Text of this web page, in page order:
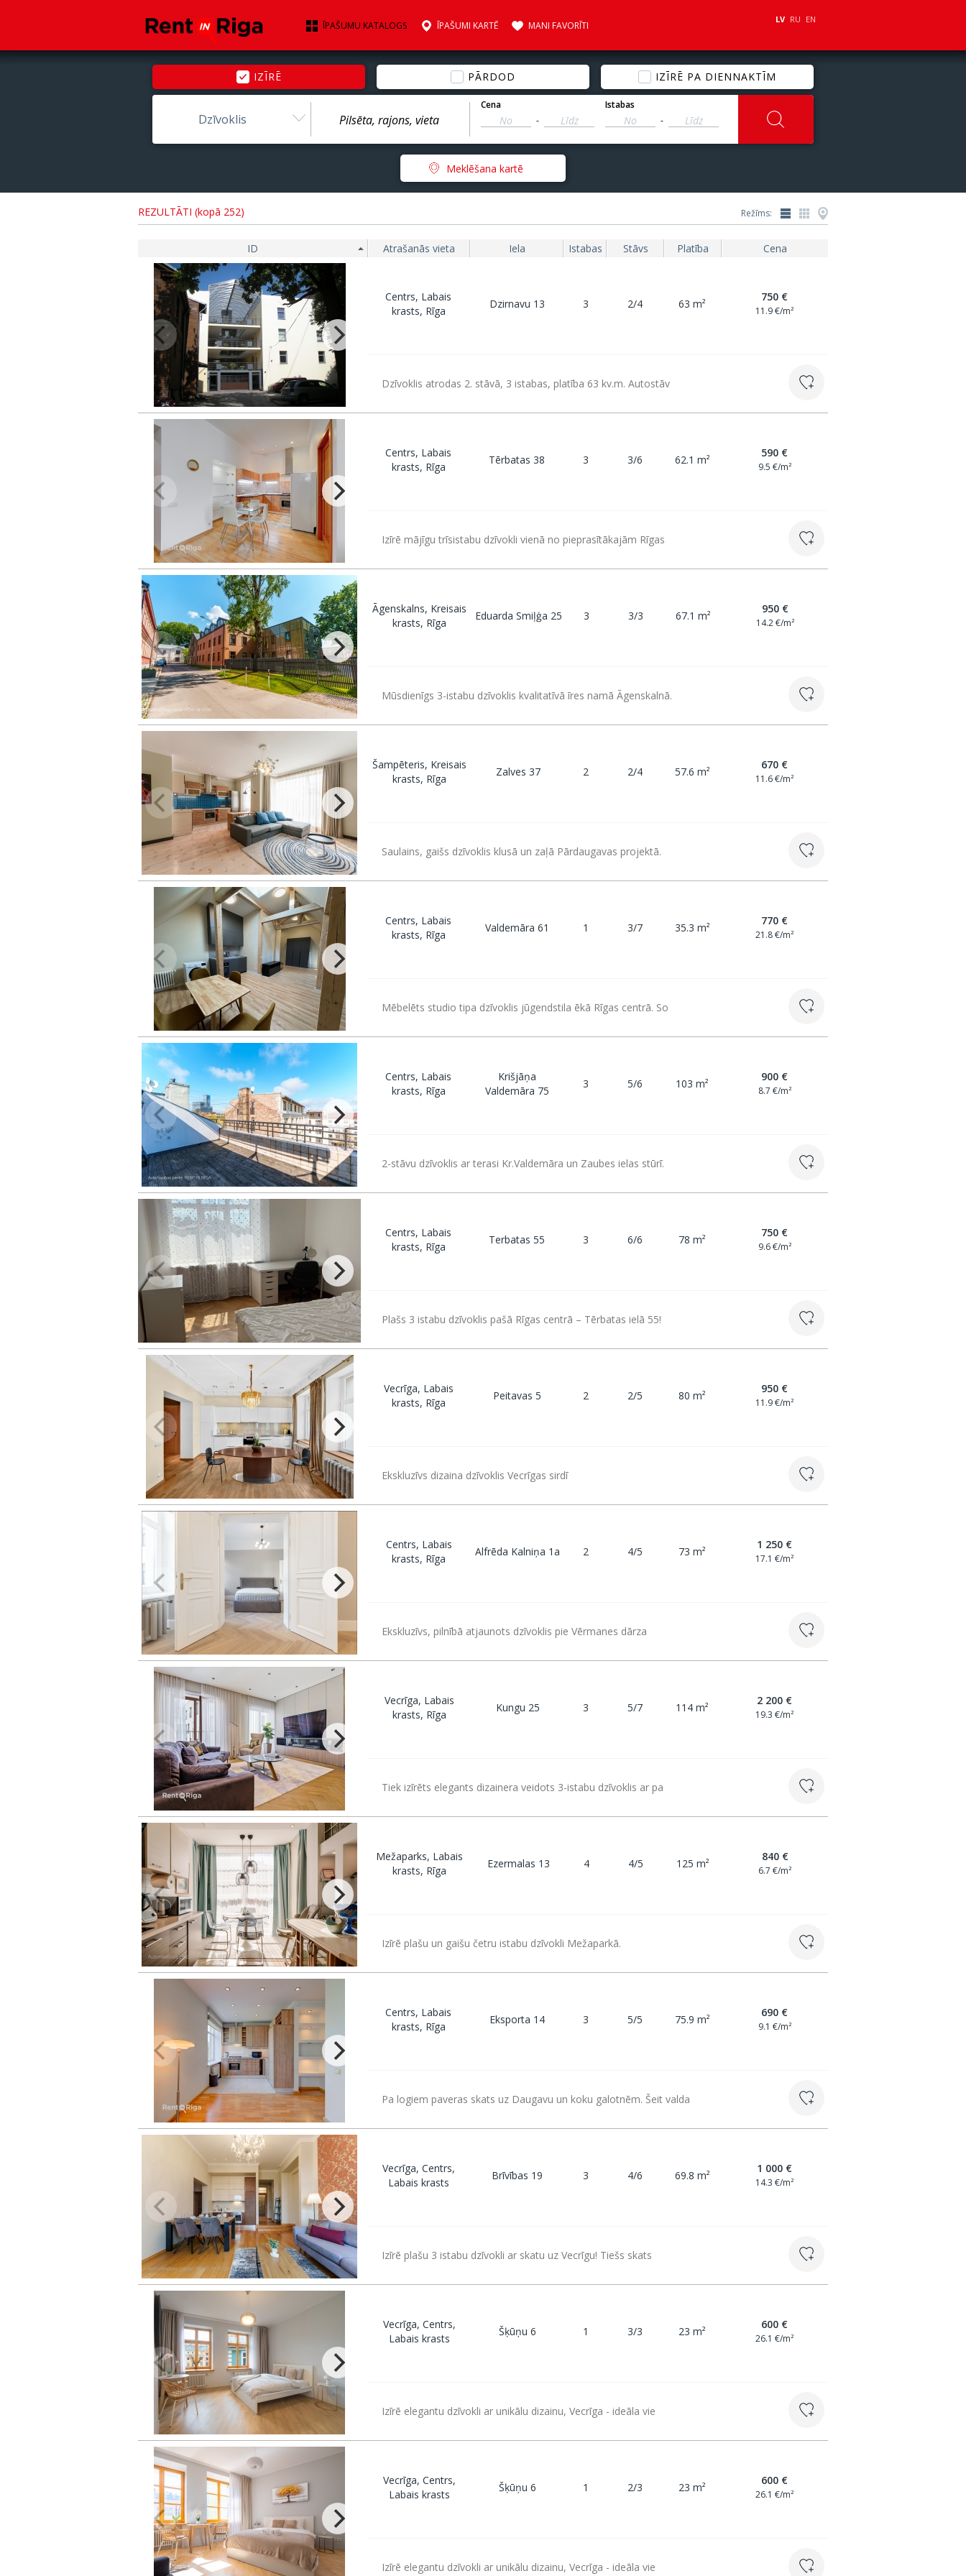
ĪPAŠUMU KATALOGS ĪPAŠUMI KARTĒ MANI FAVORĪTI
LV RU EN
IZĪRĒ PĀRDOD IZĪRĒ PA DIENNAKTĪM
Dzīvoklis
Cena
-
Istabas
-
Meklēšana kartē
REZULTĀTI (kopā 252) Režīms:
ID Atrašanās vieta Iela Istabas Stāvs Platība Cena
Centrs, Labais
krasts, Rīga
Dzirnavu 13 3 2/4 63 m²
750 €
11.9 €/m²
Dzīvoklis atrodas 2. stāvā, 3 istabas, platība 63 kv.m. Autostāv
Centrs, Labais
krasts, Rīga
Tērbatas 38 3 3/6 62.1 m²
590 €
9.5 €/m²
Izīrē mājīgu trīsistabu dzīvokli vienā no pieprasītākajām Rīgas
Āgenskalns, Kreisais
krasts, Rīga
Eduarda Smiļģa 25 3 3/3 67.1 m²
950 €
14.2 €/m²
Mūsdienīgs 3-istabu dzīvoklis kvalitatīvā īres namā Āgenskalnā.
Šampēteris, Kreisais
krasts, Rīga
Zalves 37 2 2/4 57.6 m²
670 €
11.6 €/m²
Saulains, gaišs dzīvoklis klusā un zaļā Pārdaugavas projektā.
Centrs, Labais
krasts, Rīga
Valdemāra 61 1 3/7 35.3 m²
770 €
21.8 €/m²
Mēbelēts studio tipa dzīvoklis jūgendstila ēkā Rīgas centrā. So
Centrs, Labais
krasts, Rīga
Krišjāņa
Valdemāra 75
3 5/6 103 m²
900 €
8.7 €/m²
2-stāvu dzīvoklis ar terasi Kr.Valdemāra un Zaubes ielas stūrī.
Centrs, Labais
krasts, Rīga
Terbatas 55 3 6/6 78 m²
750 €
9.6 €/m²
Plašs 3 istabu dzīvoklis pašā Rīgas centrā – Tērbatas ielā 55!
Vecrīga, Labais
krasts, Rīga
Peitavas 5 2 2/5 80 m²
950 €
11.9 €/m²
Ekskluzīvs dizaina dzīvoklis Vecrīgas sirdī
Centrs, Labais
krasts, Rīga
Alfrēda Kalniņa 1a 2 4/5 73 m²
1 250 €
17.1 €/m²
Ekskluzīvs, pilnībā atjaunots dzīvoklis pie Vērmanes dārza
Vecrīga, Labais
krasts, Rīga
Kungu 25 3 5/7 114 m²
2 200 €
19.3 €/m²
Tiek izīrēts elegants dizainera veidots 3-istabu dzīvoklis ar pa
Mežaparks, Labais
krasts, Rīga
Ezermalas 13 4 4/5 125 m²
840 €
6.7 €/m²
Izīrē plašu un gaišu četru istabu dzīvokli Mežaparkā.
Centrs, Labais
krasts, Rīga
Eksporta 14 3 5/5 75.9 m²
690 €
9.1 €/m²
Pa logiem paveras skats uz Daugavu un koku galotnēm. Šeit valda
Vecrīga, Centrs,
Labais krasts
Brīvības 19 3 4/6 69.8 m²
1 000 €
14.3 €/m²
Izīrē plašu 3 istabu dzīvokli ar skatu uz Vecrīgu! Tiešs skats
Vecrīga, Centrs,
Labais krasts
Šķūņu 6 1 3/3 23 m²
600 €
26.1 €/m²
Izīrē elegantu dzīvokli ar unikālu dizainu, Vecrīga - ideāla vie
Vecrīga, Centrs,
Labais krasts
Šķūņu 6 1 2/3 23 m²
600 €
26.1 €/m²
Izīrē elegantu dzīvokli ar unikālu dizainu, Vecrīga - ideāla vie